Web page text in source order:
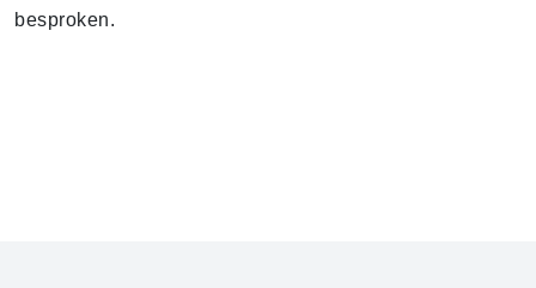
besproken.